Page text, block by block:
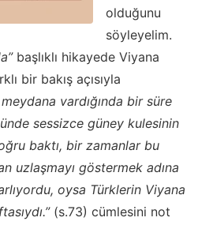
olduğunu
söyleyelim.
başlıklı hikayede Viyana
bir bakış açısıyla
vardığında bir süre
sessizce güney kulesinin
baktı, bir zamanlar bu
uzlaşmayı göstermek adına
oysa Türklerin Viyana
(s.73) cümlesini not